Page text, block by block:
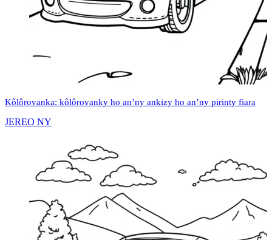
Kôlôrovanka: kôlôrovanky ho an’ny ankizy ho an’ny pirinty fiara
JEREO NY